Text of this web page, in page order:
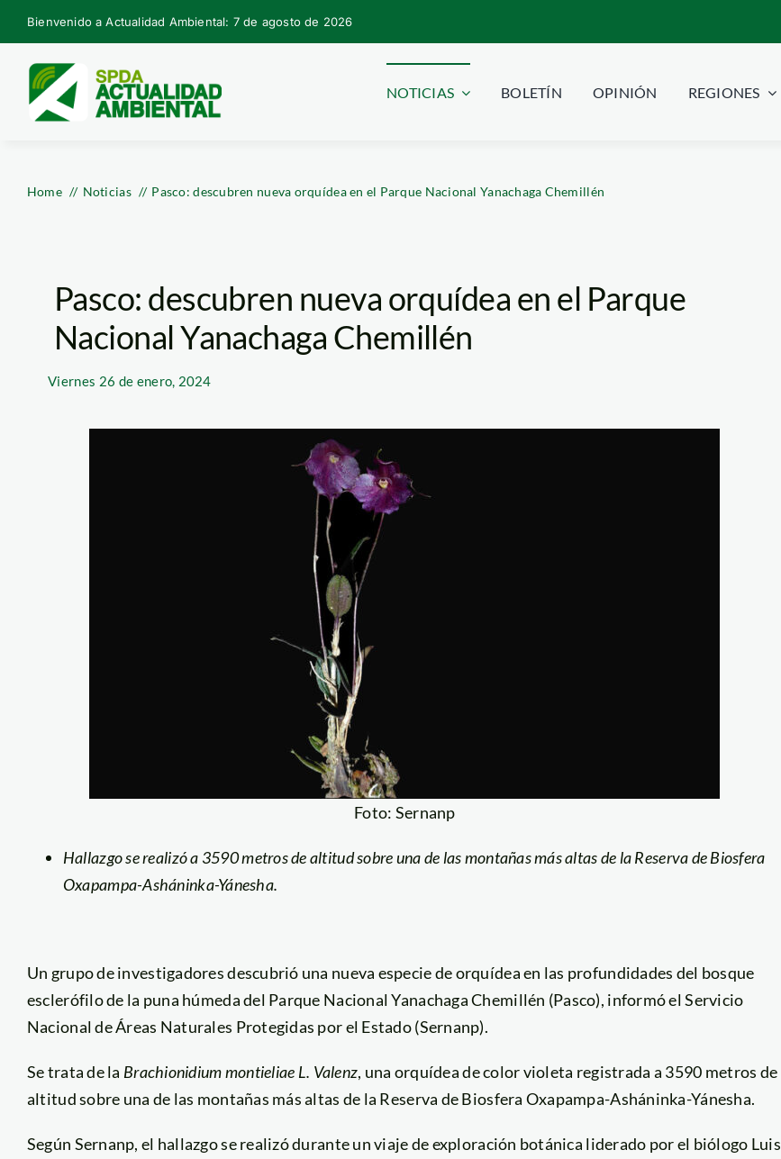
Skip
to
content
Bienvenido a Actualidad Ambiental: 7 de agosto de 2026
NOTICIAS BOLETÍN OPINIÓN REGIONES
Home Noticias Pasco: descubren nueva orquídea en el Parque Nacional Yanachaga Chemillén
Pasco: descubren nueva orquídea en el Parque
Nacional Yanachaga Chemillén
Viernes 26 de enero, 2024
Foto: Sernanp
Hallazgo se realizó a 3590 metros de altitud sobre una de las montañas más altas de la Reserva de Biosfera
Oxapampa-Asháninka-Yánesha.
Un grupo de investigadores descubrió una nueva especie de orquídea en las profundidades del bosque
esclerófilo de la puna húmeda del Parque Nacional Yanachaga Chemillén (Pasco), informó el Servicio
Nacional de Áreas Naturales Protegidas por el Estado (Sernanp).
Se trata de la Brachionidium montieliae L. Valenz, una orquídea de color violeta registrada a 3590 metros de
altitud sobre una de las montañas más altas de la Reserva de Biosfera Oxapampa-Asháninka-Yánesha.
Según Sernanp, el hallazgo se realizó durante un viaje de exploración botánica liderado por el biólogo Luis